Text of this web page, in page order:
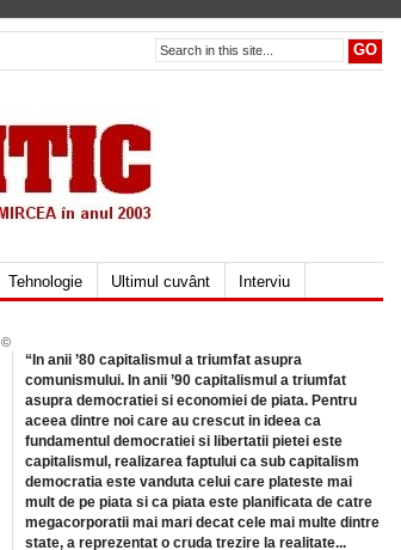
Tehnologie Ultimul cuvânt
Interviu
“In anii ’80 capitalismul a triumfat asupra
comunismului. In anii ’90 capitalismul a triumfat
asupra democratiei si economiei de piata. Pentru
aceea dintre noi care au crescut in ideea ca
fundamentul democratiei si libertatii pietei este
capitalismul, realizarea faptului ca sub capitalism
democratia este vanduta celui care plateste mai
mult de pe piata si ca piata este planificata de catre
megacorporatii mai mari decat cele mai multe dintre
state, a reprezentat o cruda trezire la realitate...
©